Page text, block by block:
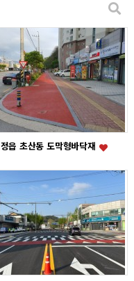
정읍 초산동 도막형바닥재